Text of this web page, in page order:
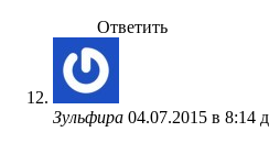
Ответить
Зульфира 04.07.2015 в 8:14